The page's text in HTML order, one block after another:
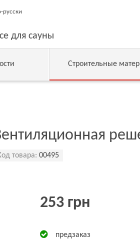
русски
для сауны
Строительные
товара: 00495
253 грн
предзаказ